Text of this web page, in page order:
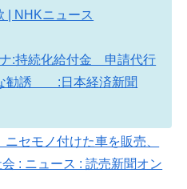
| NHKニュース
:持続化給付金 申請代行
勧誘 :日本経済新聞
セモノ付けた車を販売、
: ニュース : 読売新聞オン